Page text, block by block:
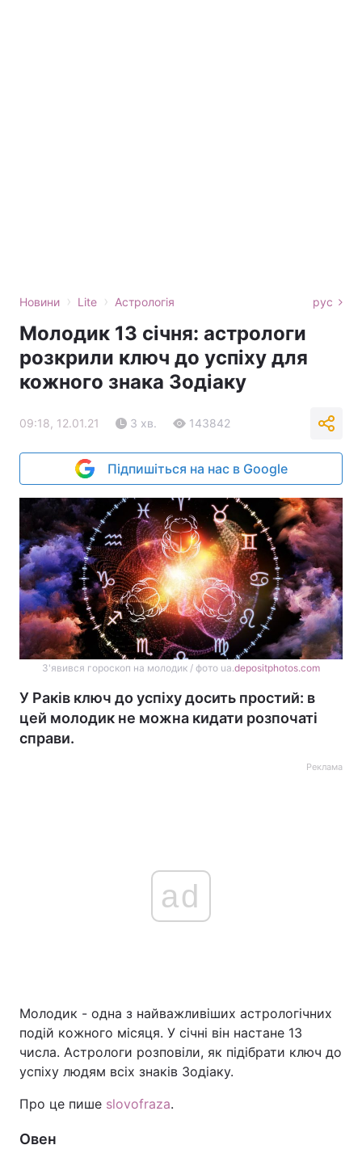
Новини › Lite › Астрологія рус
Молодик 13 січня: астрологи
розкрили ключ до успіху для
кожного знака Зодіаку
09:18, 12.01.21 3 хв. 143842
Підпишіться на нас в Google
З'явився гороскоп на молодик / фото ua.depositphotos.com
У Раків ключ до успіху досить простий: в
цей молодик не можна кидати розпочаті
справи.
Реклама
ad
Молодик - одна з найважливіших астрологічних
подій кожного місяця. У січні він настане 13
числа. Астрологи розповіли, як підібрати ключ до
успіху людям всіх знаків Зодіаку.
Про це пише slovofraza.
Овен